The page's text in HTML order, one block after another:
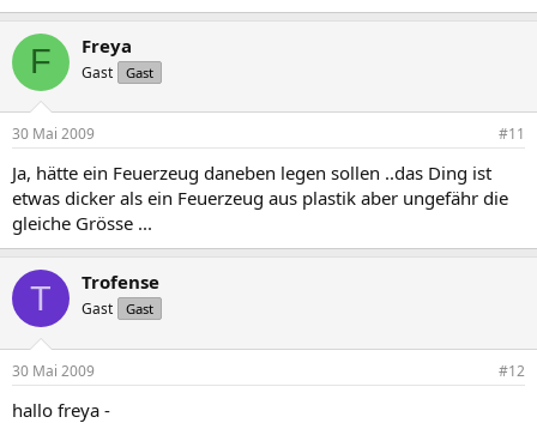
F Freya
Gast Gast
30 Mai 2009 #11
Ja, hätte ein Feuerzeug daneben legen sollen ..das Ding ist
etwas dicker als ein Feuerzeug aus plastik aber ungefähr die
gleiche Grösse ...
T Trofense
Gast Gast
30 Mai 2009 #12
hallo freya -